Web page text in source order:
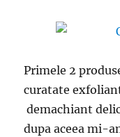
Primele 2
curatate
demachiant
dupa aceea mi-